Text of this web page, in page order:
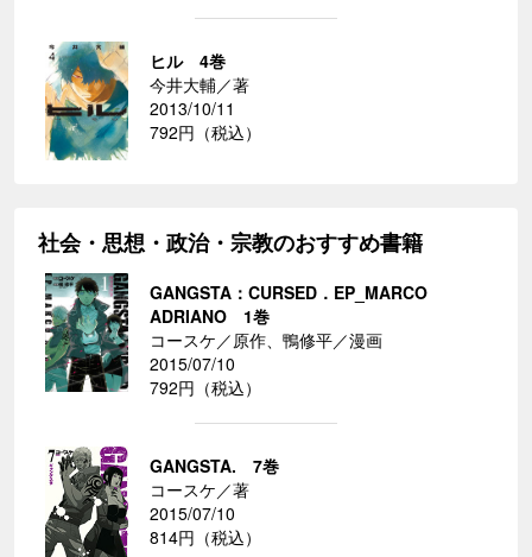
ヒル 4巻
今井大輔／著
2013/10/11
792円（税込）
社会・思想・政治・宗教のおすすめ書籍
GANGSTA：CURSED．EP_MARCO
ADRIANO 1巻
コースケ／原作、鴨修平／漫画
2015/07/10
792円（税込）
GANGSTA. 7巻
コースケ／著
2015/07/10
814円（税込）